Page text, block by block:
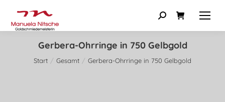
Gerbera-Ohrringe in 750 Gelbgold
Sie befinden sich hier:
Start Gesamt Gerbera-Ohrringe in 750 Gelbgold